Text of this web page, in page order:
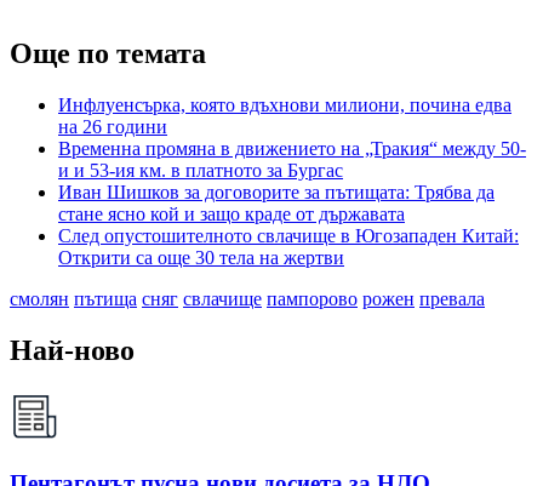
Още по темата
Инфлуенсърка, която вдъхнови милиони, почина едва
на 26 години
Временна промяна в движението на „Тракия“ между 50-
и и 53-ия км. в платното за Бургас
Иван Шишков за договорите за пътищата: Трябва да
стане ясно кой и защо краде от държавата
След опустошителното свлачище в Югозападен Китай:
Открити са още 30 тела на жертви
смолян пътища сняг свлачище пампорово рожен превала
Най-ново